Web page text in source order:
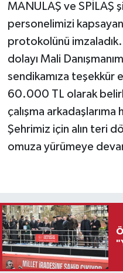
MANULAŞ ve
personelimizi
protokolünü imzaladık.
dolayı Mali
sendikamıza teşekkür
60.000 TL olarak
çalışma arkadaşlarıma
Şehrimiz için alın teri
omuza yürümeye